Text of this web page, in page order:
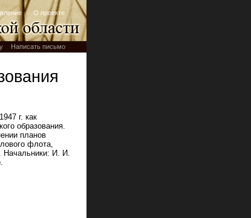
О проекте
Написать письмо
г. как
образования.
планов
флота,
Начальники: И. И.